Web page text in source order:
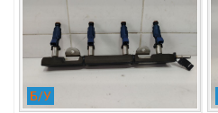
Б/У